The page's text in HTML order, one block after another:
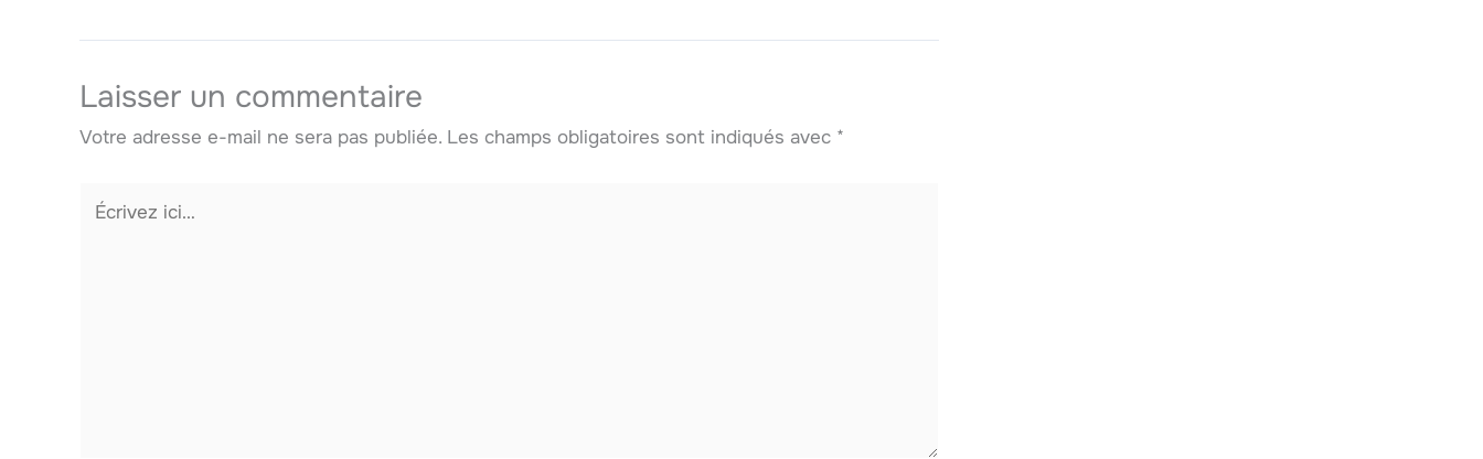
Laisser un commentaire
Votre adresse e-mail ne sera pas publiée. Les champs obligatoires sont indiqués avec *
Écrivez